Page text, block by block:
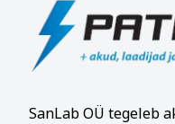
SanLab OÜ tegeleb